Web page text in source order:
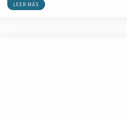
LEER MÁS